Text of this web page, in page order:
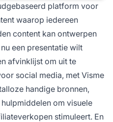
platform voor
waarop iedereen
content kan ontwerpen
een presentatie wilt
afvinklijst om uit te
social media, met Visme
handige bronnen,
om visuele
stimuleert. En